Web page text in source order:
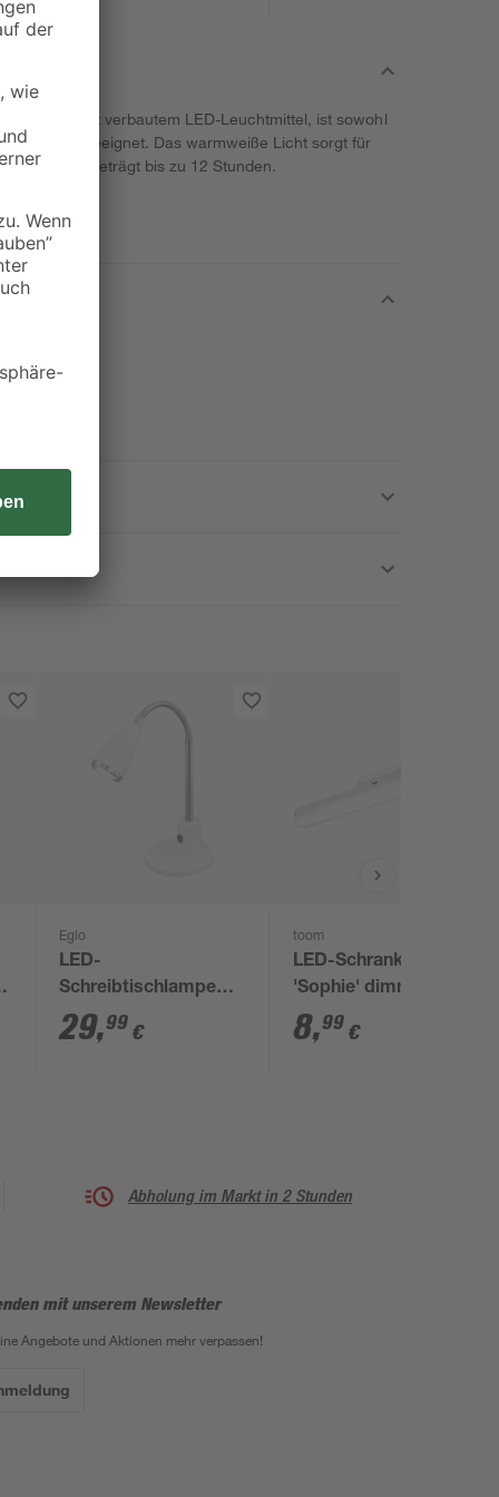
mit fest verbautem LED-Leuchtmittel, ist sowohl
geeignet. Das warmweiße Licht sorgt für
beträgt bis zu 12 Stunden.
Eglo
LED-
Schreibtischlampe
'Fox' GU10 3 W 240
lm 12,4 x 33,2 cm
29,99 €
toom
LED-Schrankleuchte
'Sophie' dimmbar
neutralweiß,
tageslichtweiß 4 x 30
8,99 €
Abholung im Markt in 2 Stunden
mit unserem Newsletter
Angebote und Aktionen mehr verpassen!